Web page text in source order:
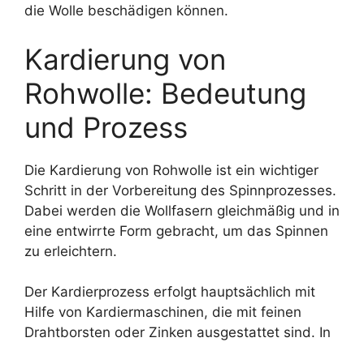
die Wolle beschädigen können.
Kardierung von
Rohwolle: Bedeutung
und Prozess
Die Kardierung von Rohwolle ist ein wichtiger
Schritt in der Vorbereitung des Spinnprozesses.
Dabei werden die Wollfasern gleichmäßig und in
eine entwirrte Form gebracht, um das Spinnen
zu erleichtern.
Der Kardierprozess erfolgt hauptsächlich mit
Hilfe von Kardiermaschinen, die mit feinen
Drahtborsten oder Zinken ausgestattet sind. In